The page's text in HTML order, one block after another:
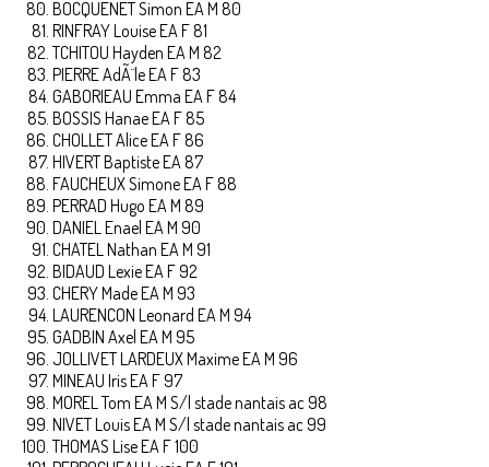
BOCQUENET Simon EA M 80
RINFRAY Louise EA F 81
TCHITOU Hayden EA M 82
PIERRE AdÃ¨le EA F 83
GABORIEAU Emma EA F 84
BOSSIS Hanae EA F 85
CHOLLET Alice EA F 86
HIVERT Baptiste EA 87
FAUCHEUX Simone EA F 88
PERRAD Hugo EA M 89
DANIEL Enael EA M 90
CHATEL Nathan EA M 91
BIDAUD Lexie EA F 92
CHERY Made EA M 93
LAURENCON Leonard EA M 94
GADBIN Axel EA M 95
JOLLIVET LARDEUX Maxime EA M 96
MINEAU Iris EA F 97
MOREL Tom EA M S/l stade nantais ac 98
NIVET Louis EA M S/l stade nantais ac 99
THOMAS Lise EA F 100